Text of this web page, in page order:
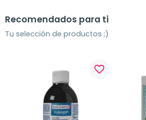
Recomendados para ti
Tu selección de productos ;)
favorite_border